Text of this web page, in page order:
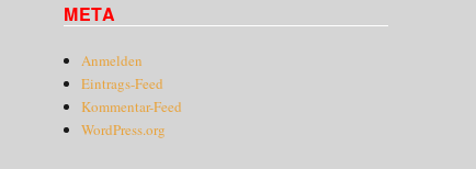
META
Anmelden
Eintrags-Feed
Kommentar-Feed
WordPress.org